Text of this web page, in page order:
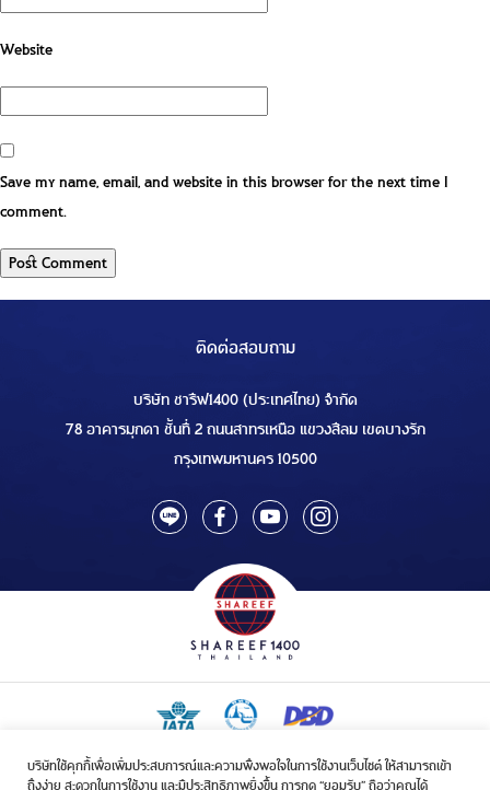
บริษัทใช้คุกกี้เพื่อเพิ่มประสบการณ์และความพึงพอใจในการใช้งานเว็บไซต์ ให้สามารถเข้า
ถึงง่าย สะดวกในการใช้งาน และมีประสิทธิภาพยิ่งขึ้น การกด “ยอมรับ” ถือว่าคุณได้
Website
Save my name, email, and website in this browser for the next time I
comment.
ติดต่อสอบถาม
บริษัท ชารีฟ1400 (ประเทศไทย) จำกัด
78 อาคารมุกดา ชั้นที่ 2 ถนนสาทรเหนือ แขวงสีลม เขตบางรัก
กรุงเทพมหานคร 10500
ใบอนุญาตเป็นผู้ประกอบกิจการรับจัดบริการขนส่งในกิจการฮัจย์เลขที่ 1/2568